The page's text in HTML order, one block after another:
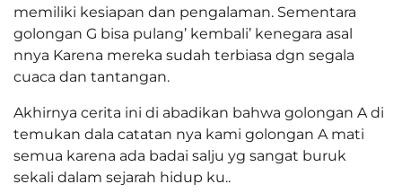
memiliki kesiapan dan pengalaman. Sementara
golongan G bisa pulang’ kembali’ kenegara asal
nnya Karena mereka sudah terbiasa dgn segala
cuaca dan tantangan.
Akhirnya cerita ini di abadikan bahwa golongan A di
temukan dala catatan nya kami golongan A mati
semua karena ada badai salju yg sangat buruk
sekali dalam sejarah hidup ku..